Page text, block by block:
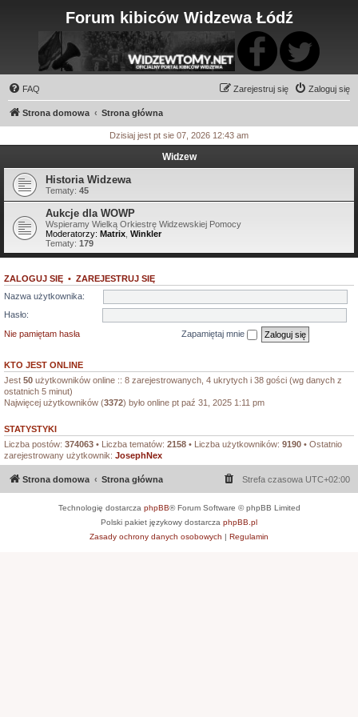
Forum kibiców Widzewa Łódź
FAQ Zaloguj się
Zarejestruj się
Strona domowa Strona główna
Dzisiaj jest pt sie 07, 2026 12:43 am
Widzew
Historia Widzewa
Tematy: 45
Aukcje dla WOWP
Wspieramy Wielką Orkiestrę Widzewskiej Pomocy
Moderatorzy: Matrix Winkler
Tematy: 179
ZALOGUJ SIĘ • ZAREJESTRUJ SIĘ
Nazwa użytkownika:
Hasło:
Nie pamiętam hasła
Zapamiętaj mnie
KTO JEST ONLINE
Jest 50 użytkowników online :: 8 zarejestrowanych, 4 ukrytych i 38 gości (wg danych z
ostatnich 5 minut)
Najwięcej użytkowników (3372) było online pt paź 31, 2025 1:11 pm
STATYSTYKI
Liczba postów: 374063 • Liczba tematów: 2158 • Liczba użytkowników: 9190 • Ostatnio
zarejestrowany użytkownik: JosephNex
Strona domowa Strona główna Strefa czasowa UTC+02:00
Technologię dostarcza phpBB® Forum Software © phpBB Limited
Polski pakiet językowy dostarcza phpBB.pl
Zasady ochrony danych osobowych | Regulamin